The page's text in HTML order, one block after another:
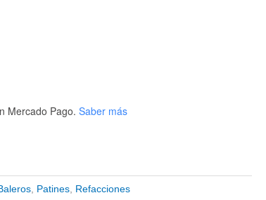
Mercado Pago. Saber más
, Patines, Refacciones